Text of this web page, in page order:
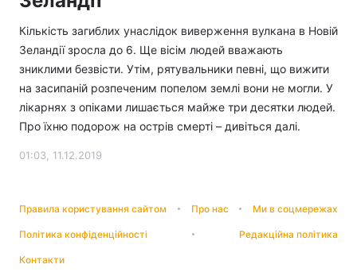
Кількість загиблих унаслідок виверження вулкана в Новій
Зеландії зросла до 6. Ще вісім людей вважають
зниклими безвісти. Утім, рятувальники певні, що вижити
на засипаній розпеченим попелом землі вони не могли. У
лікарнях з опіками лишається майже три десятки людей.
Про їхню подорож на острів смерті – дивіться далі.
01:03, 11.12.2019
Правила користування сайтом Про нас Ми в соцмережах
Політика конфіденційності Редакційна політика
Контакти